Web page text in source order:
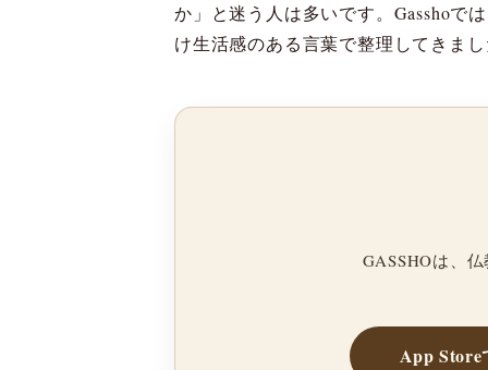
か」と迷う人は多いです。Gasshoで
け生活感のある言葉で整理してきま
GASSHOは、
App Store